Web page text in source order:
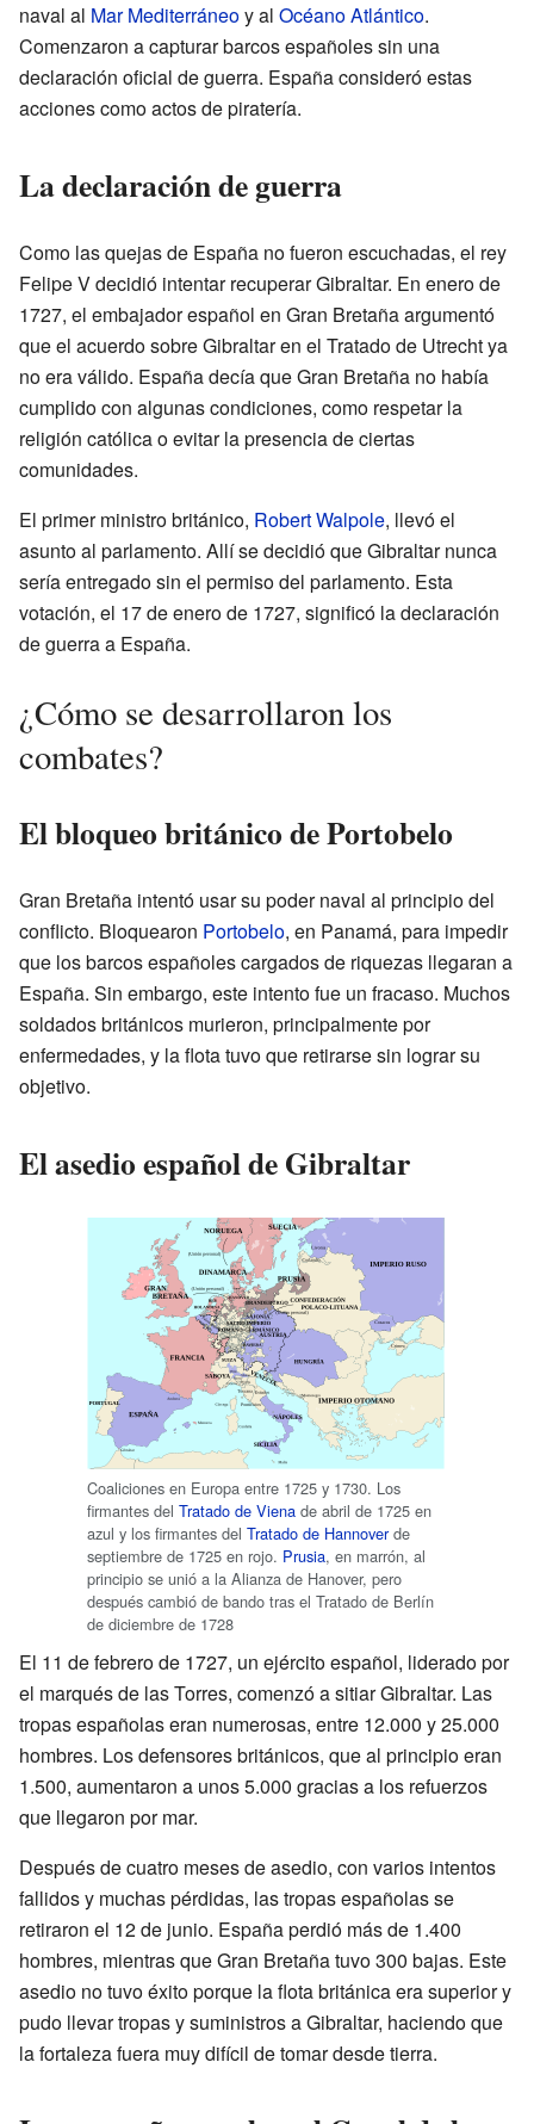
naval al Mar Mediterráneoy al Océano Atlántico.
Comenzaron a capturar barcos españoles sin una
declaración oficial de guerra. España consideró estas
acciones como actos de piratería.
La declaración de guerra
Como las quejas de España no fueron escuchadas, el rey
Felipe V decidió intentar recuperar Gibraltar. En enero de
1727, el embajador español en Gran Bretaña argumentó
que el acuerdo sobre Gibraltar en el Tratado de Utrecht ya
no era válido. España decía que Gran Bretaña no había
cumplido con algunas condiciones, como respetar la
religión católica o evitar la presencia de ciertas
comunidades.
El primer ministro británico, Robert Walpole, llevó el
asunto al parlamento. Allí se decidió que Gibraltar nunca
sería entregado sin el permiso del parlamento. Esta
votación, el 17 de enero de 1727, significó la declaración
de guerra a España.
¿Cómo se desarrollaron los
combates?
El bloqueo británico de Portobelo
Gran Bretaña intentó usar su poder naval al principio del
conflicto. Bloquearon Portobelo, en Panamá, para impedir
que los barcos españoles cargados de riquezas llegaran a
España. Sin embargo, este intento fue un fracaso. Muchos
soldados británicos murieron, principalmente por
enfermedades, y la flota tuvo que retirarse sin lograr su
objetivo.
El asedio español de Gibraltar
Coaliciones en Europa entre 1725 y 1730. Los
firmantes del Tratado de Viena de abril de 1725 en
azul y los firmantes del Tratado de Hannoverde
septiembre de 1725 en rojo. Prusia, en marrón, al
principio se unió a la Alianza de Hanover, pero
después cambió de bando tras el Tratado de Berlín
de diciembre de 1728
El 11 de febrero de 1727, un ejército español, liderado por
el marqués de las Torres, comenzó a sitiar Gibraltar. Las
tropas españolas eran numerosas, entre 12.000 y 25.000
hombres. Los defensores británicos, que al principio eran
1.500, aumentaron a unos 5.000 gracias a los refuerzos
que llegaron por mar.
Después de cuatro meses de asedio, con varios intentos
fallidos y muchas pérdidas, las tropas españolas se
retiraron el 12 de junio. España perdió más de 1.400
hombres, mientras que Gran Bretaña tuvo 300 bajas. Este
asedio no tuvo éxito porque la flota británica era superior y
pudo llevar tropas y suministros a Gibraltar, haciendo que
la fortaleza fuera muy difícil de tomar desde tierra.